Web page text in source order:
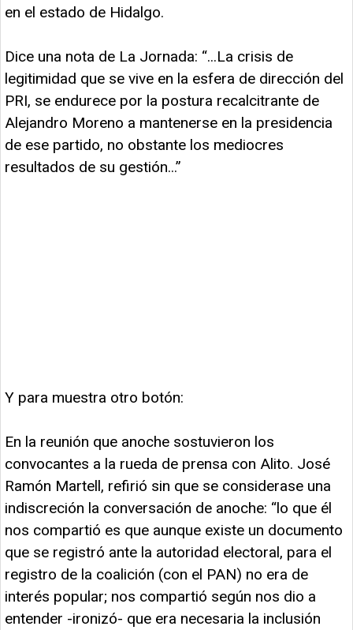
en el estado de Hidalgo.
Dice una nota de La Jornada: “...La crisis de
legitimidad que se vive en la esfera de dirección del
PRI, se endurece por la postura recalcitrante de
Alejandro Moreno a mantenerse en la presidencia
de ese partido, no obstante los mediocres
resultados de su gestión...”
Y para muestra otro botón:
En la reunión que anoche sostuvieron los
convocantes a la rueda de prensa con Alito. José
Ramón Martell, refirió sin que se considerase una
indiscreción la conversación de anoche: “lo que él
nos compartió es que aunque existe un documento
que se registró ante la autoridad electoral, para el
registro de la coalición (con el PAN) no era de
interés popular; nos compartió según nos dio a
entender -ironizó- que era necesaria la inclusión